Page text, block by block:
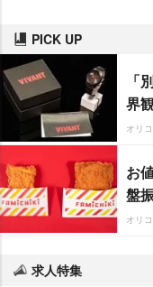
PICK UP
「
界
オリ
お
盤
オリ
求人特集